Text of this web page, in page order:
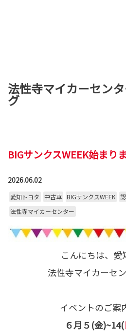
法性寺マイカーセン
グ
BIGサンクスWEEK始まり
2026.06.02
愛知トヨタ 中古車 BIGサンクスWEEK
法性寺マイカーセンター
こんにちは、愛
法性寺マイカーセ
イベントのご案
６月５(金)~14(